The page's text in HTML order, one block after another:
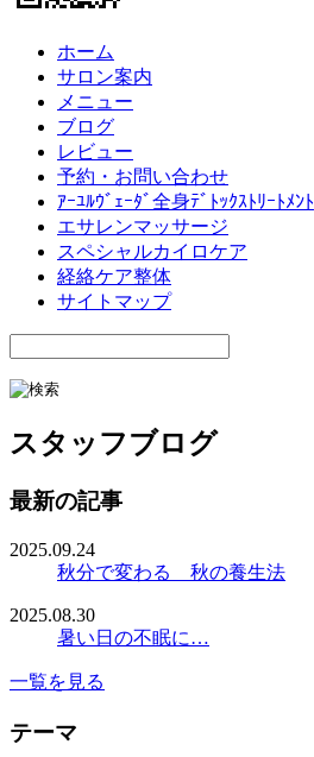
ホーム
サロン案内
メニュー
ブログ
レビュー
予約・お問い合わせ
ｱｰﾕﾙｳﾞｪｰﾀﾞ全身ﾃﾞﾄｯｸｽﾄﾘｰﾄﾒﾝﾄ
エサレンマッサージ
スペシャルカイロケア
経絡ケア整体
サイトマップ
スタッフブログ
最新の記事
2025.09.24
秋分で変わる 秋の養生法
2025.08.30
暑い日の不眠に…
一覧を見る
テーマ